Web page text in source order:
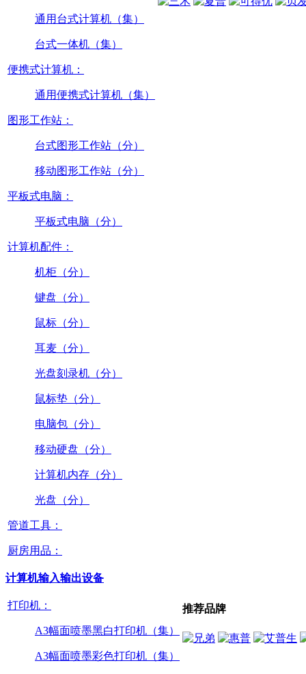
通用台式计算机（集）
台式一体机（集）
便携式计算机：
通用便携式计算机（集）
图形工作站：
台式图形工作站（分）
移动图形工作站（分）
平板式电脑：
平板式电脑（分）
计算机配件：
机柜（分）
键盘（分）
鼠标（分）
耳麦（分）
光盘刻录机（分）
鼠标垫（分）
电脑包（分）
移动硬盘（分）
计算机内存（分）
光盘（分）
管道工具：
厨房用品：
计算机输入输出设备
打印机：
A3幅面喷墨黑白打印机（集）
A3幅面喷墨彩色打印机（集）
推荐品牌